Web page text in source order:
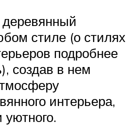
деревянный
стиле (о стилях
подробнее
создав в нем
интерьера,
уютного.